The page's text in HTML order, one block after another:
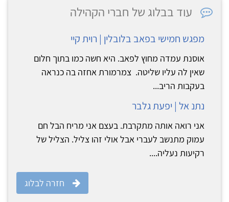
עוד בבלוג של חברי הקהילה
מפגש חמישי בפאב בלובלין | רוית קיי
אוסנת עמדה מחוץ לפאב. היא חשה כמו בתוך חלום
שאין לה עליו שליטה. צמרמורת אחזה בה כנראה
בעקבות הריב...
נתנ אל | יפעת גלבר
אני רואה אותה מתקרבת. בעצם אני מריח הבל חם
עמוק מתנשב לעברי אבל אולי זהו צליל. הצליל של
רקיעות נעליה....
חזרה לבלוג